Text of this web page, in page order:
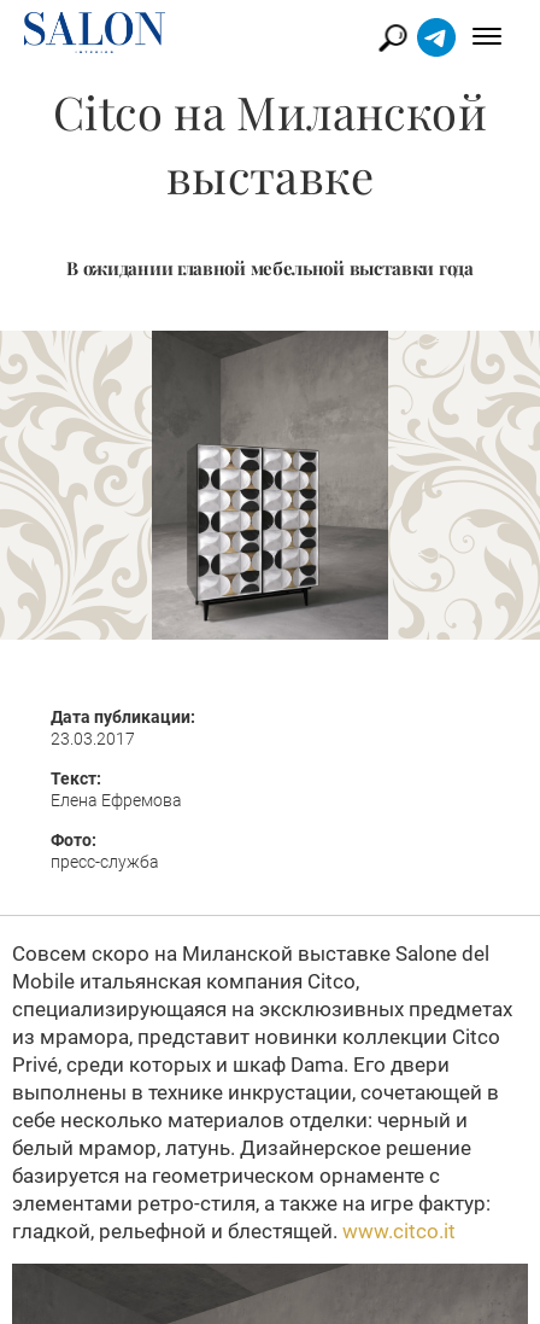
Citco на Миланской
выставке
В ожидании главной мебельной выставки года
Дата публикации:
23.03.2017
Текст:
Елена Ефремова
Фото:
пресс-служба
Совсем скоро на Миланской выставке Salone del
Mobile итальянская компания Citco,
специализирующаяся на эксклюзивных предметах
из мрамора, представит новинки коллекции Citco
Privé, среди которых и шкаф Dama. Его двери
выполнены в технике инкрустации, сочетающей в
себе несколько материалов отделки: черный и
белый мрамор, латунь. Дизайнерское решение
базируется на геометрическом орнаменте с
элементами ретро-стиля, а также на игре фактур:
гладкой, рельефной и блестящей. www.citco.it